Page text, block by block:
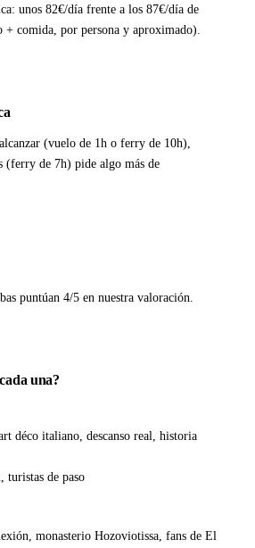
unos 82€/día frente a los 87€/día de
+ comida, por persona y aproximado).
(vuelo de 1h o ferry de 10h),
(ferry de 7h) pide algo más de
puntúan 4/5 en nuestra valoración.
una?
déco italiano, descanso real, historia
de paso
monasterio Hozoviotissa, fans de El